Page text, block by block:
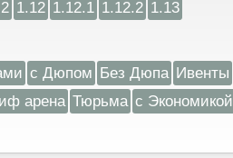
1.12 1.12.1 1.12.2 1.13
с Дюпом Без Дюпа Ивенты
арена Тюрьма с Экономикой